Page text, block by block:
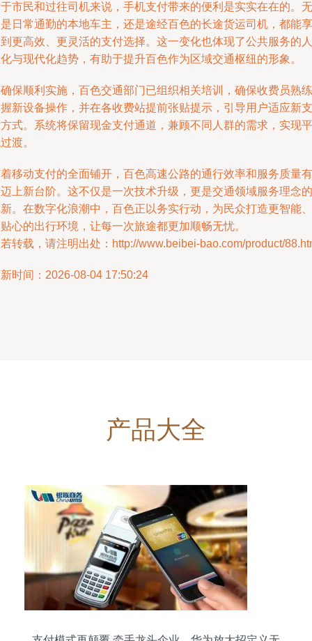
市民和过往司机来说，手机支付带来的便利是实实在在的。无
日常通勤的本地车主，还是途经百色的长途货运司机，都能享
更高效、更灵活的支付选择。这一变化也体现了公共服务的人
与现代化趋势，有助于提升百色作为区域交通枢纽的形象。
保顺利实施，百色交通部门已组织相关培训，确保收费员熟练
新设备操作，并在各收费站提前张贴提示，引导用户适应新支
式。系统将保留现金支付通道，兼顾不同人群的需求，实现平
渡。
移动支付的全面铺开，百色高速公路的通行效率和服务质量有
上新台阶。这不仅是一次技术升级，更是交通领域服务理念的
。在数字化浪潮中，百色正以务实行动，为民众打造更智能、
心的出行环境，让每一次旅途都更加顺畅无忧。
转载，请注明出处：http://www.beibei-bao.com/product/
时间：2026-08-04 17:50:24
产品大全